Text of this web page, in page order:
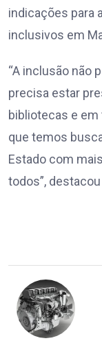
indicações para
inclusivos em
“A inclusão não
precisa estar
bibliotecas e
que temos
Estado com
todos”,